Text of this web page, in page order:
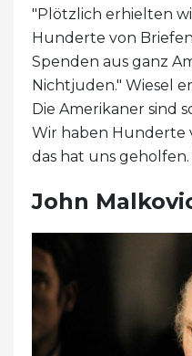
"Plötzlich erhielten
Hunderte von
Spenden aus ganz
Nichtjuden." Wiesel
Die Amerikaner sind
Wir haben Hunderte
das hat uns geholfen.
John